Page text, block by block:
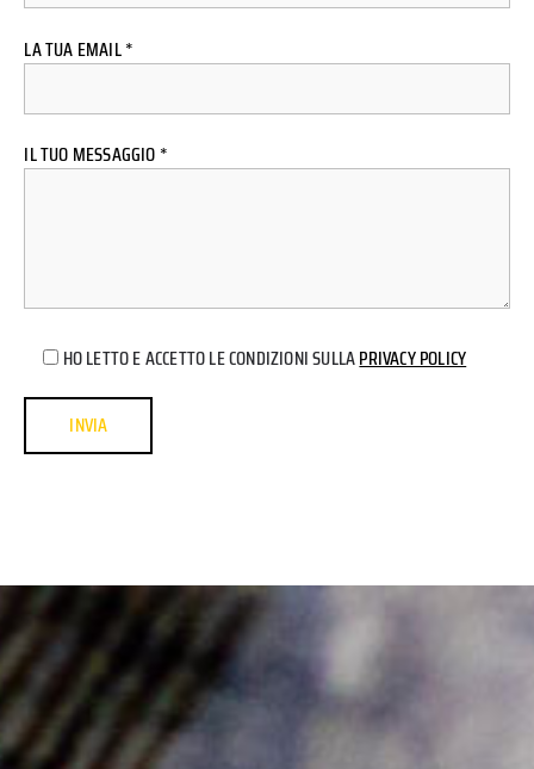
LA TUA EMAIL *
IL TUO MESSAGGIO *
HO LETTO E ACCETTO LE CONDIZIONI SULLAPRIVACY POLICY